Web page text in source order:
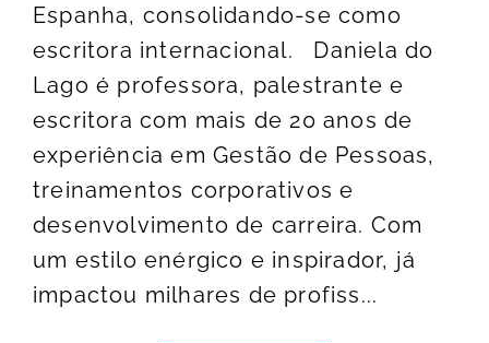
Espanha, consolidando-se como
escritora internacional. Daniela do
Lago é professora, palestrante e
escritora com mais de 20 anos de
experiência em Gestão de Pessoas,
treinamentos corporativos e
desenvolvimento de carreira. Com
um estilo enérgico e inspirador, já
impactou milhares de profiss...